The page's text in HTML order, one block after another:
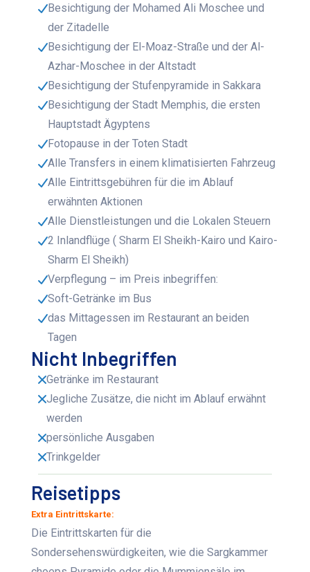
Besichtigung der Mohamed Ali Moschee und
der Zitadelle
Besichtigung der El-Moaz-Straße und der Al-
Azhar-Moschee in der Altstadt
Besichtigung der Stufenpyramide in Sakkara
Besichtigung der Stadt Memphis, die ersten
Hauptstadt Ägyptens
Fotopause in der Toten Stadt
Alle Transfers in einem klimatisierten Fahrzeug
Alle Eintrittsgebühren für die im Ablauf
erwähnten Aktionen
Alle Dienstleistungen und die Lokalen Steuern
2 Inlandflüge ( Sharm El Sheikh-Kairo und Kairo-
Sharm El Sheikh)
Verpflegung – im Preis inbegriffen:
Soft-Getränke im Bus
das Mittagessen im Restaurant an beiden
Tagen
Nicht Inbegriffen
Getränke im Restaurant
Jegliche Zusätze, die nicht im Ablauf erwähnt
werden
persönliche Ausgaben
Trinkgelder
Reisetipps
Extra Eintrittskarte:
Die Eintrittskarten für die
Sondersehenswürdigkeiten, wie die Sargkammer